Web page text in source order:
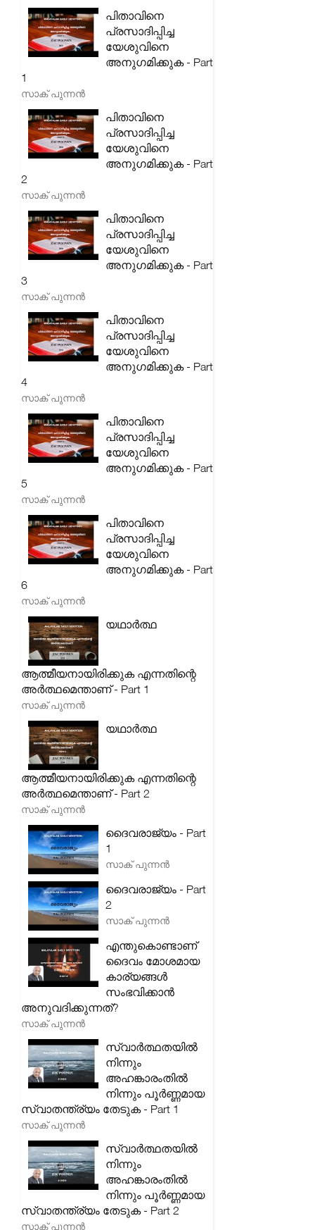
പിതാവിനെ
പ്രസാദിപ്പിച്ച
യേശുവിനെ
അനുഗമിക്കുക - Part
1
സാക് പുന്നൻ
പിതാവിനെ
പ്രസാദിപ്പിച്ച
യേശുവിനെ
അനുഗമിക്കുക - Part
2
സാക് പുന്നൻ
പിതാവിനെ
പ്രസാദിപ്പിച്ച
യേശുവിനെ
അനുഗമിക്കുക - Part
3
സാക് പുന്നൻ
പിതാവിനെ
പ്രസാദിപ്പിച്ച
യേശുവിനെ
അനുഗമിക്കുക - Part
4
സാക് പുന്നൻ
പിതാവിനെ
പ്രസാദിപ്പിച്ച
യേശുവിനെ
അനുഗമിക്കുക - Part
5
സാക് പുന്നൻ
പിതാവിനെ
പ്രസാദിപ്പിച്ച
യേശുവിനെ
അനുഗമിക്കുക - Part
6
സാക് പുന്നൻ
യഥാർത്ഥ
ആത്മീയനായിരിക്കുക എന്നതിന്റെ
അർത്ഥമെന്താണ് - Part 1
സാക് പുന്നൻ
യഥാർത്ഥ
ആത്മീയനായിരിക്കുക എന്നതിന്റെ
അർത്ഥമെന്താണ് - Part 2
സാക് പുന്നൻ
ദൈവരാജ്യം - Part
1
സാക് പുന്നൻ
ദൈവരാജ്യം - Part
2
സാക് പുന്നൻ
എന്തുകൊണ്ടാണ്
ദൈവം മോശമായ
കാര്യങ്ങൾ
സംഭവിക്കാൻ
അനുവദിക്കുന്നത്?
സാക് പുന്നൻ
സ്വാർത്ഥതയിൽ
നിന്നും
അഹങ്കാരംതിൽ
നിന്നും പൂർണ്ണമായ
സ്വാതന്ത്ര്യം തേടുക - Part 1
സാക് പുന്നൻ
സ്വാർത്ഥതയിൽ
നിന്നും
അഹങ്കാരംതിൽ
നിന്നും പൂർണ്ണമായ
സ്വാതന്ത്ര്യം തേടുക - Part 2
സാക് പുന്നൻ